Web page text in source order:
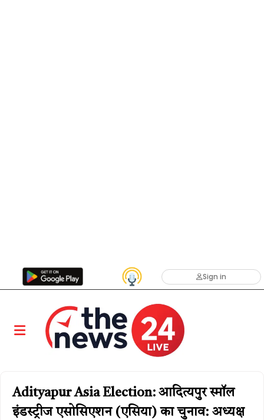
Sign in
Adityapur Asia Election: आदित्यपुर स्मॉल
इंडस्ट्रीज एसोसिएशन (एसिया) का चुनाव: अध्यक्ष